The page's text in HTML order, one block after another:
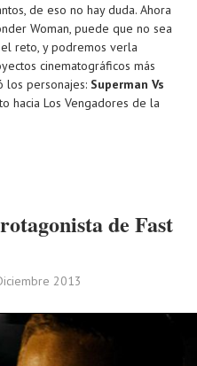
de eso no hay duda. Ahora
Woman, puede que no sea
reto, y podremos verla
cinematográficos más
los personajes: Superman Vs
hacia Los Vengadores de la
de Fast
2013